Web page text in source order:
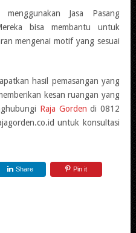
Jasa Pasang
bisa membantu untuk
mengenai motif yang sesuai
hasil pemasangan yang
kesan ruangan yang
Raja Gorden di 0812
untuk konsultasi
Share Pin it